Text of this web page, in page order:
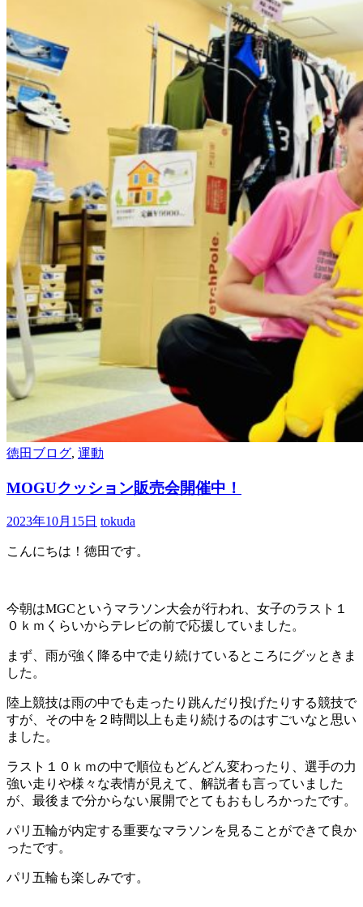
徳田ブログ, 運動
MOGUクッション販売会開催中！
2023年10月15日 tokuda
こんにちは！徳田です。
今朝はMGCというマラソン大会が行われ、女子のラスト１
０ｋｍくらいからテレビの前で応援していました。
まず、雨が強く降る中で走り続けているところにグッときま
した。
陸上競技は雨の中でも走ったり跳んだり投げたりする競技で
すが、その中を２時間以上も走り続けるのはすごいなと思い
ました。
ラスト１０ｋｍの中で順位もどんどん変わったり、選手の力
強い走りや様々な表情が見えて、解説者も言っていました
が、最後まで分からない展開でとてもおもしろかったです。
パリ五輪が内定する重要なマラソンを見ることができて良か
ったです。
パリ五輪も楽しみです。